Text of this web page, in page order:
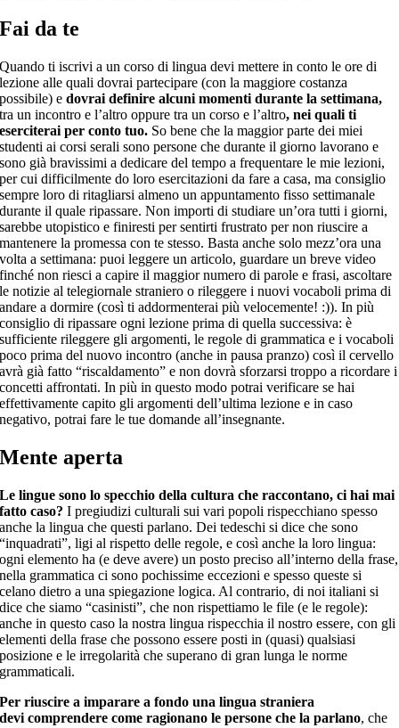
Fai da te
Quando ti iscrivi a un corso di lingua devi mettere in conto le ore di
lezione alle quali dovrai partecipare (con la maggiore costanza
possibile) edovrai definire alcuni momenti durante la settimana,
tra un incontro e l’altro oppure tra un corso e l’altro, nei quali ti
eserciterai per conto tuo. So bene che la maggior parte dei miei
studenti ai corsi serali sono persone che durante il giorno lavorano e
sono già bravissimi a dedicare del tempo a frequentare le mie lezioni,
per cui difficilmente do loro esercitazioni da fare a casa, ma consiglio
sempre loro di ritagliarsi almeno un appuntamento fisso settimanale
durante il quale ripassare. Non importi di studiare un’ora tutti i giorni,
sarebbe utopistico e finiresti per sentirti frustrato per non riuscire a
mantenere la promessa con te stesso. Basta anche solo mezz’ora una
volta a settimana: puoi leggere un articolo, guardare un breve video
finché non riesci a capire il maggior numero di parole e frasi, ascoltare
le notizie al telegiornale straniero o rileggere i nuovi vocaboli prima di
andare a dormire (così ti addormenterai più velocemente! :)). In più
consiglio di ripassare ogni lezione prima di quella successiva: è
sufficiente rileggere gli argomenti, le regole di grammatica e i vocaboli
poco prima del nuovo incontro (anche in pausa pranzo) così il cervello
avrà già fatto “riscaldamento” e non dovrà sforzarsi troppo a ricordare i
concetti affrontati. In più in questo modo potrai verificare se hai
effettivamente capito gli argomenti dell’ultima lezione e in caso
negativo, potrai fare le tue domande all’insegnante.
Mente aperta
Le lingue sono lo specchio della cultura che raccontano, ci hai mai
fatto caso? I pregiudizi culturali sui vari popoli rispecchiano spesso
anche la lingua che questi parlano. Dei tedeschi si dice che sono
“inquadrati”, ligi al rispetto delle regole, e così anche la loro lingua:
ogni elemento ha (e deve avere) un posto preciso all’interno della frase,
nella grammatica ci sono pochissime eccezioni e spesso queste si
celano dietro a una spiegazione logica. Al contrario, di noi italiani si
dice che siamo “casinisti”, che non rispettiamo le file (e le regole):
anche in questo caso la nostra lingua rispecchia il nostro essere, con gli
elementi della frase che possono essere posti in (quasi) qualsiasi
posizione e le irregolarità che superano di gran lunga le norme
grammaticali.
Per riuscire a imparare a fondo una lingua straniera
devi comprendere come ragionano le persone che la parlano, che